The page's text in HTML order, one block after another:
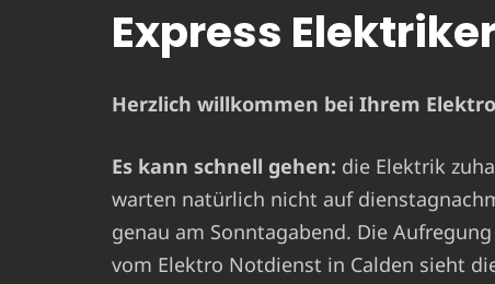
Express
Herzlich willkommen bei Ihrem
Es kann schnell gehen: die Elektrik
warten natürlich nicht auf
genau am Sonntagabend. Die
vom Elektro Notdienst in Calden sieht